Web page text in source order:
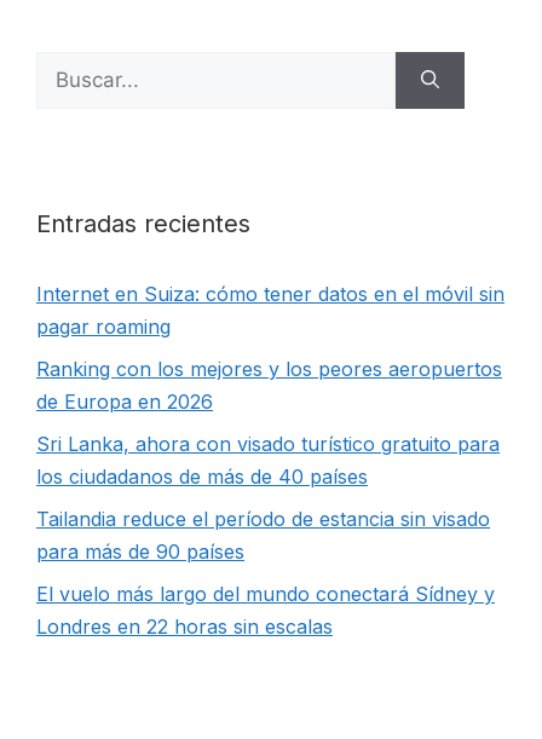
Buscar:
Entradas recientes
Internet en Suiza: cómo tener datos en el móvil sin
pagar roaming
Ranking con los mejores y los peores aeropuertos
de Europa en 2026
Sri Lanka, ahora con visado turístico gratuito para
los ciudadanos de más de 40 países
Tailandia reduce el período de estancia sin visado
para más de 90 países
El vuelo más largo del mundo conectará Sídney y
Londres en 22 horas sin escalas